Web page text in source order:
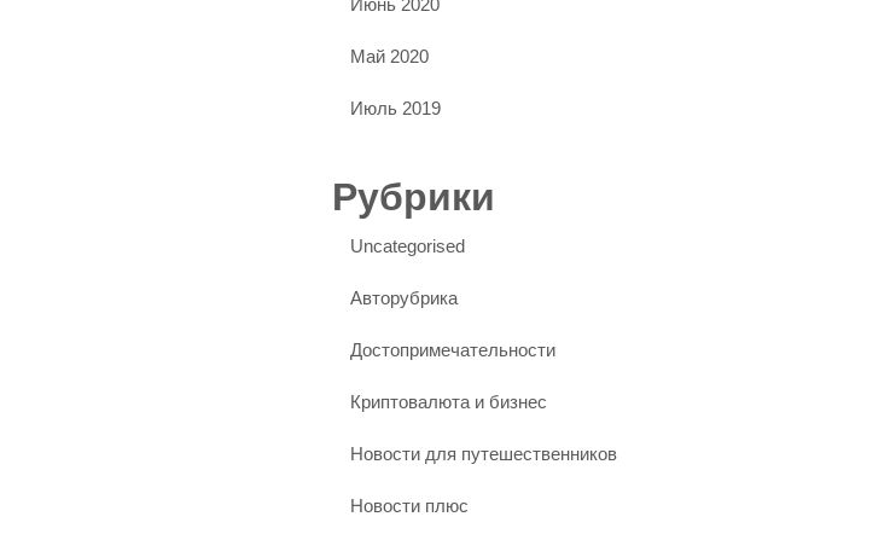
Июнь 2020
Май 2020
Июль 2019
Рубрики
Uncategorised
Авторубрика
Достопримечательности
Криптовалюта и бизнес
Новости для путешественников
Новости плюс